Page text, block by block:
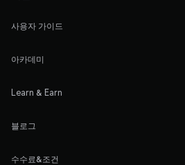
사용자 가이드
아카데미
Learn & Earn
블로그
수수료&조건